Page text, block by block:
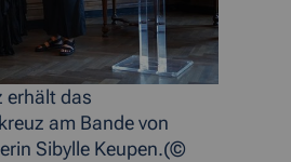
erhält das
am Bande von
Sibylle Keupen.(©